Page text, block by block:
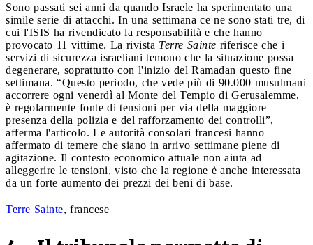
Sono passati sei anni da quando Israele ha sperimentato una
simile serie di attacchi. In una settimana ce ne sono stati tre, di
cui l'ISIS ha rivendicato la responsabilità e che hanno
provocato 11 vittime. La rivista Terre Sainte riferisce che i
servizi di sicurezza israeliani temono che la situazione possa
degenerare, soprattutto con l'inizio del Ramadan questo fine
settimana. “Questo periodo, che vede più di 90.000 musulmani
accorrere ogni venerdì al Monte del Tempio di Gerusalemme,
è regolarmente fonte di tensioni per via della maggiore
presenza della polizia e del rafforzamento dei controlli”,
afferma l'articolo. Le autorità consolari francesi hanno
affermato di temere che siano in arrivo settimane piene di
agitazione. Il contesto economico attuale non aiuta ad
alleggerire le tensioni, visto che la regione è anche interessata
da un forte aumento dei prezzi dei beni di base.
Terre Sainte, francese